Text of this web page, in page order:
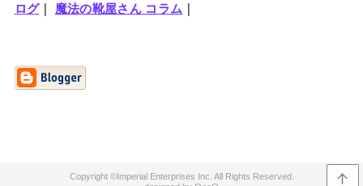
ログ｜ 魔法の靴屋さん コラム
Imperial Enterprises Inc.